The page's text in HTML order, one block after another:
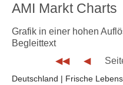
AMI Markt Charts
Grafik in einer hohen
Begleittext
◀◀
◀
Deutschland | Frische